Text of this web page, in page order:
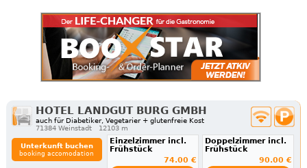
HOTEL LANDGUT BURG GMBH
auch für Diabetiker, Vegetarier + glutenfreie Kost
71384 Weinstadt
12103 m
Unterkunft buchen
booking accomodation
Einzelzimmer incl.
Frühstück
74.00 €
Doppelzimmer incl.
Frühstück
90.00 €